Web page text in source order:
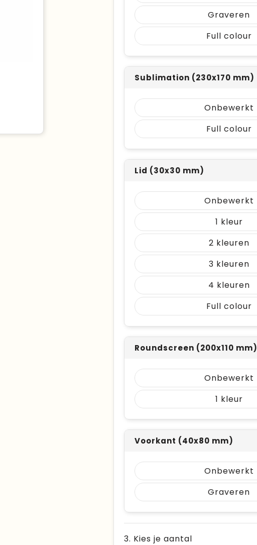
Graveren
Full colour
Sublimation (230x170 mm)
Onbewerkt
Full colour
Lid (30x30 mm)
Onbewerkt
1
2
3
4
Full colour
Roundscreen (200x110 mm)
Onbewerkt
1
Voorkant (40x80 mm)
Onbewerkt
Graveren
3. Kies je aantal